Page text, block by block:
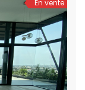
En vente